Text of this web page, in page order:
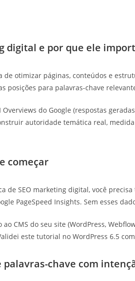
digital e por que ele
de otimizar páginas, conteúdos e
posições para palavras-chave
Overviews do Google (respostas
autoridade temática real,
começar
de SEO marketing digital, você
PageSpeed Insights. Sem esses
ao CMS do seu site (WordPress,
este tutorial no WordPress 6.5
palavras-chave com